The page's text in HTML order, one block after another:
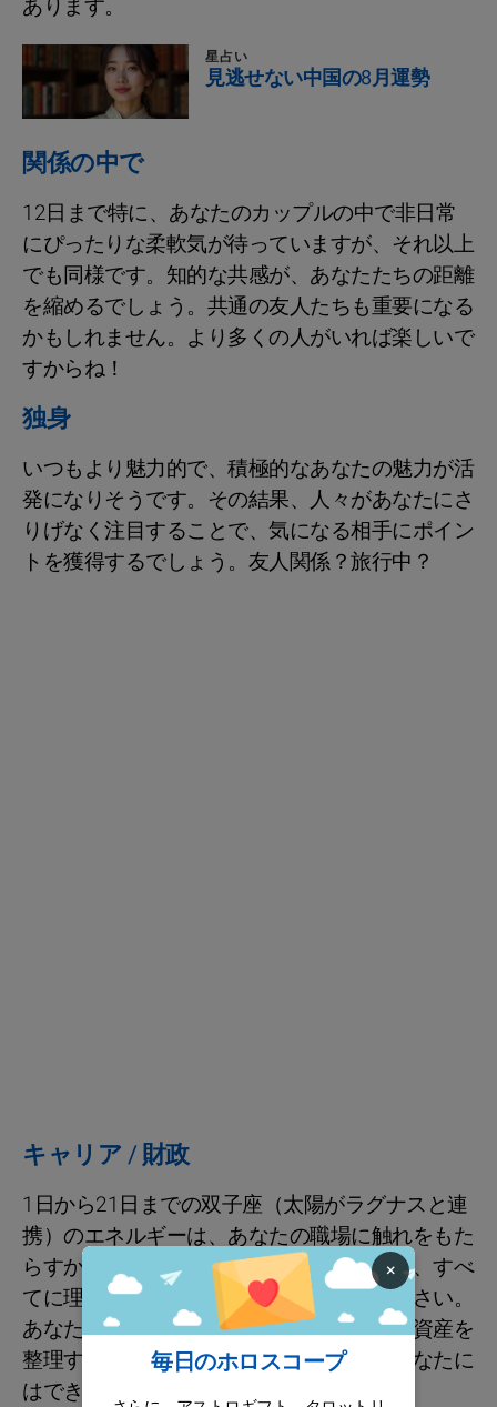
あります。
星占い
見逃せない中国の8月運勢
関係の中で
12日まで特に、あなたのカップルの中で非日常
にぴったりな柔軟気が待っていますが、それ以上
でも同様です。知的な共感が、あなたたちの距離
を縮めるでしょう。共通の友人たちも重要になる
かもしれません。より多くの人がいれば楽しいで
すからね！
独身
いつもより魅力的で、積極的なあなたの魅力が活
発になりそうです。その結果、人々があなたにさ
りげなく注目することで、気になる相手にポイン
トを獲得するでしょう。友人関係？旅行中？
キャリア / 財政
1日から21日までの双子座（太陽がラグナスと連
携）のエネルギーは、あなたの職場に触れをもた
らすかもしれませんが、高い視点で行動し、すべ
てに理由があるという感覚で行動してください。
あなたは被害者ではありません！あなたの資産を
整理する必要があるかもしれませんが、あなたに
はできるはずです。
×
毎日のホロスコープ